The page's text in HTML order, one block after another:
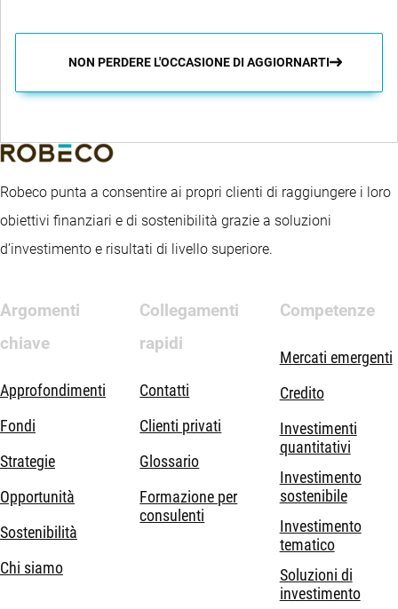
NON PERDERE L'OCCASIONE DI AGGIORNARTI
Robeco punta a consentire ai propri clienti di raggiungere i loro
obiettivi finanziari e di sostenibilità grazie a soluzioni
d’investimento e risultati di livello superiore.
Argomenti
chiave
Approfondimenti
Fondi
Strategie
Opportunità
Sostenibilità
Chi siamo
Collegamenti
rapidi
Contatti
Clienti privati
Glossario
Formazione per
consulenti
Competenze
Mercati emergenti
Credito
Investimenti
quantitativi
Investimento
sostenibile
Investimento
tematico
Soluzioni di
investimento